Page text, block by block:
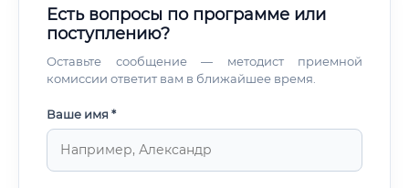
Есть вопросы по программе или
поступлению?
Оставьте сообщение — методист приемной
комиссии ответит вам в ближайшее время.
Ваше имя *